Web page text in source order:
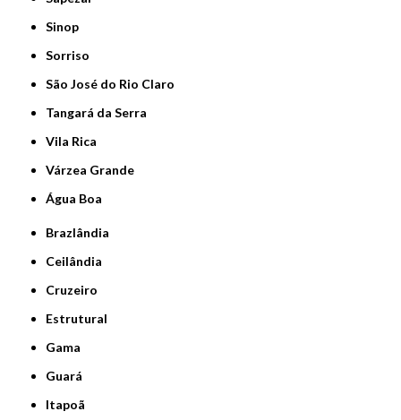
Sinop
Sorriso
São José do Rio Claro
Tangará da Serra
Vila Rica
Várzea Grande
Água Boa
Brazlândia
Ceilândia
Cruzeiro
Estrutural
Gama
Guará
Itapoã